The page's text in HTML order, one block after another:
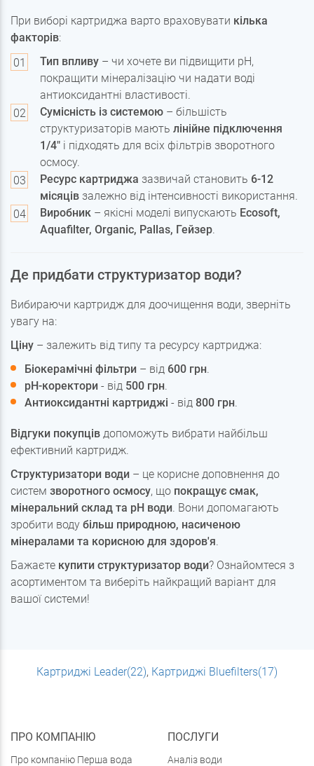
При виборі картриджа варто враховувати кілька
факторів:
Тип впливу – чи хочете ви підвищити pH,
покращити мінералізацію чи надати воді
антиоксидантні властивості.
Сумісність із системою – більшість
структуризаторів мають лінійне підключення
1/4" і підходять для всіх фільтрів зворотного
осмосу.
Ресурс картриджа зазвичай становить 6-12
місяців залежно від інтенсивності використання.
Виробник – якісні моделі випускають Ecosoft,
Aquafilter, Organic, Pallas, Гейзер.
Де придбати структуризатор води?
Вибираючи картридж для доочищення води, зверніть
увагу на:
Ціну – залежить від типу та ресурсу картриджа:
Біокерамічні фільтри – від 600 грн.
pH-коректори - від 500 грн.
Антиоксидантні картриджі - від 800 грн.
Відгуки покупців допоможуть вибрати найбільш
ефективний картридж.
Структуризатори води – це корисне доповнення до
систем зворотного осмосу, що покращує смак,
мінеральний склад та pH води. Вони допомагають
зробити воду більш природною, насиченою
мінералами та корисною для здоров'я.
Бажаєте купити структуризатор води? Ознайомтеся з
асортиментом та виберіть найкращий варіант для
вашої системи!
Картриджі Leader(22), Картриджі Bluefilters(17)
ПРО КОМПАНІЮ
Про компанію Перша вода
ПОСЛУГИ
Аналіз води